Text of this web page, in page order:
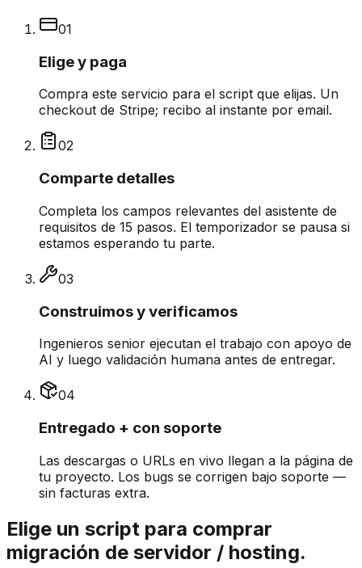
01
Elige y paga
Compra este servicio para el script que elijas. Un
checkout de Stripe; recibo al instante por email.
02
Comparte detalles
Completa los campos relevantes del asistente de
requisitos de 15 pasos. El temporizador se pausa si
estamos esperando tu parte.
03
Construimos y verificamos
Ingenieros senior ejecutan el trabajo con apoyo de
AI y luego validación humana antes de entregar.
04
Entregado + con soporte
Las descargas o URLs en vivo llegan a la página de
tu proyecto. Los bugs se corrigen bajo soporte —
sin facturas extra.
Elige un script para comprar
migración de servidor / hosting.